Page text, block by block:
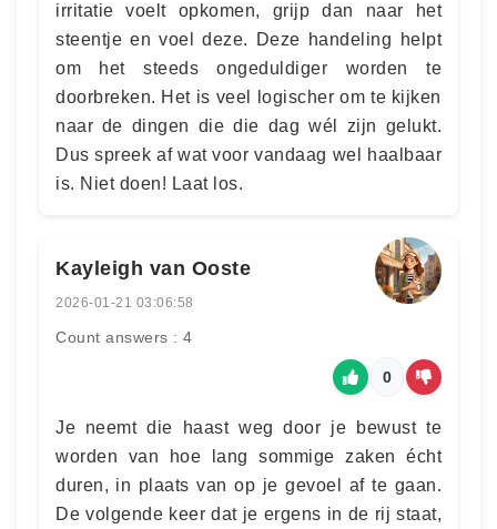
irritatie voelt opkomen, grijp dan naar het
steentje en voel deze. Deze handeling helpt
om het steeds ongeduldiger worden te
doorbreken. Het is veel logischer om te kijken
naar de dingen die die dag wél zijn gelukt.
Dus spreek af wat voor vandaag wel haalbaar
is. Niet doen! Laat los.
Kayleigh van Ooste
2026-01-21 03:06:58
Count answers : 4
0
Je neemt die haast weg door je bewust te
worden van hoe lang sommige zaken écht
duren, in plaats van op je gevoel af te gaan.
De volgende keer dat je ergens in de rij staat,